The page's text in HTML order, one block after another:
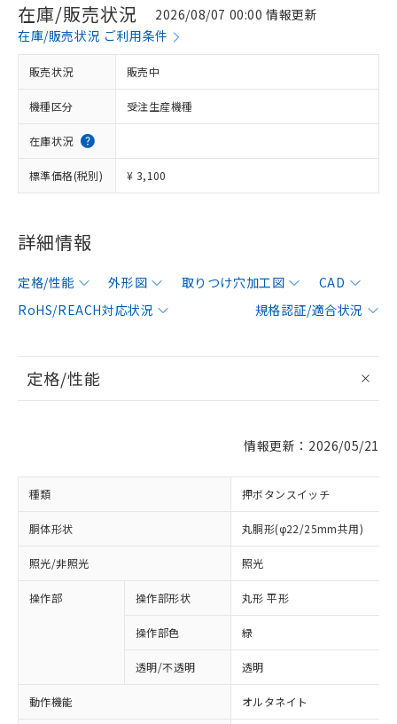
在庫/販売状況
2026/08/07 00:00 情報更新
在庫/販売状況 ご利用条件
販売状況 販売中
機種区分 受注生産機種
在庫状況
標準価格(税別) ¥ 3,100
詳細情報
定格/性能 外形図 取りつけ穴加工図
CAD
RoHS/REACH対応状況
規格認証/適合状況
定格/性能
情報更新：2026/05/21
種類 押ボタンスイッチ
胴体形状 丸胴形(φ22/25mm共用)
照光/非照光 照光
操作部 操作部形状 丸形 平形
操作部色 緑
透明/不透明 透明
動作機能 オルタネイト